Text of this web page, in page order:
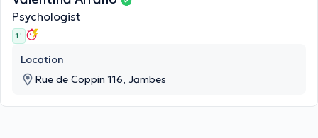
Psychologist
1 '
Location
Rue de Coppin 116, Jambes